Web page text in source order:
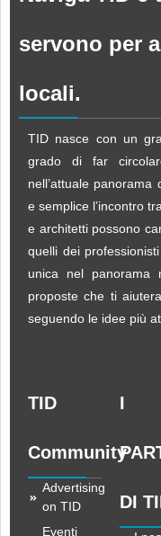
servono per
locali.
TID nasce con un
grado di far
nell’attuale
e semplice l’incontro
e architetti possono
quelli dei
unica nel panorama
proposte che ti
seguendo le idee più
TID
Community
Advertising
on TID
Eventi
I
DI